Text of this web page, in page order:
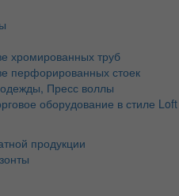
хромированных труб
перфорированных стоек
Пресс воллы
оборудование в стиле Loft
продукции